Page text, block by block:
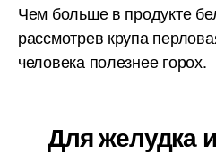
Чем больше в продукте
рассмотрев крупа
человека полезнее горох.
Для желудка